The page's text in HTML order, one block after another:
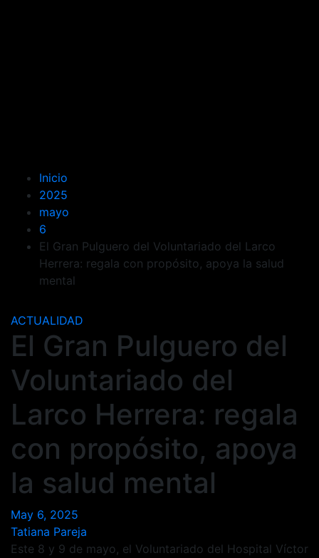
Inicio
2025
mayo
6
El Gran Pulguero del Voluntariado del Larco
Herrera: regala con propósito, apoya la salud
mental
ACTUALIDAD
El Gran Pulguero del
Voluntariado del
Larco Herrera: regala
con propósito, apoya
la salud mental
May 6, 2025
Tatiana Pareja
Este 8 y 9 de mayo, el Voluntariado del Hospital Víctor